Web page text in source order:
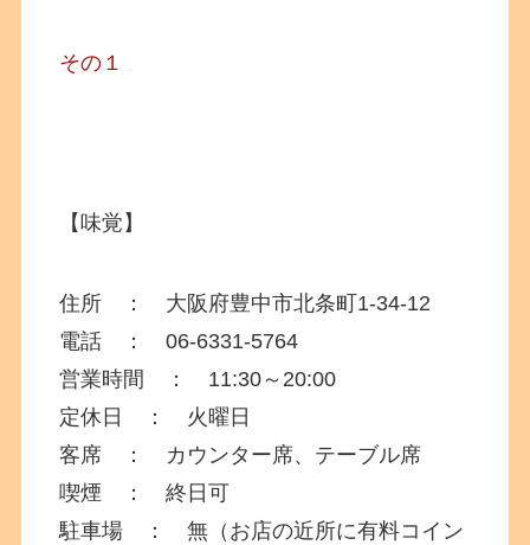
その１
【味覚】
住所 ： 大阪府豊中市北条町1-34-12
電話 ： 06-6331-5764
営業時間 ： 11:30～20:00
定休日 ： 火曜日
客席 ： カウンター席、テーブル席
喫煙 ： 終日可
駐車場 ： 無（お店の近所に有料コイン